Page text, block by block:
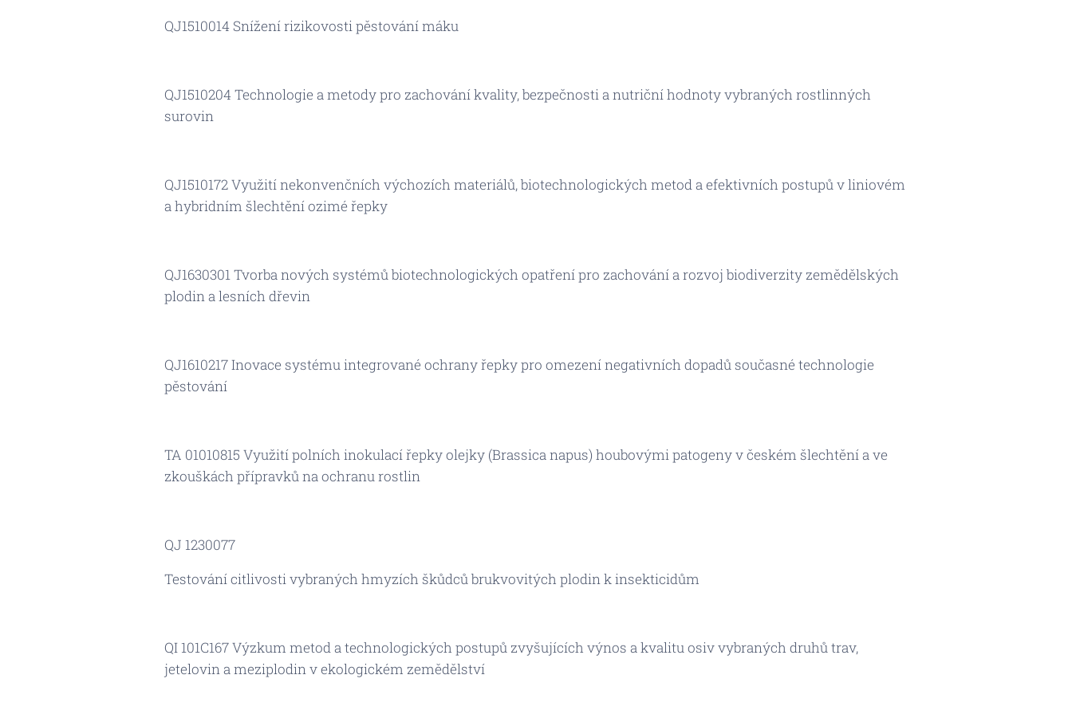
QJ1510014 Snížení rizikovosti pěstování máku
QJ1510204 Technologie a metody pro zachování kvality, bezpečnosti a nutriční hodnoty vybraných rostlinných
surovin
QJ1510172 Využití nekonvenčních výchozích materiálů, biotechnologických metod a efektivních postupů v liniovém
a hybridním šlechtění ozimé řepky
QJ1630301 Tvorba nových systémů biotechnologických opatření pro zachování a rozvoj biodiverzity zemědělských
plodin a lesních dřevin
QJ1610217 Inovace systému integrované ochrany řepky pro omezení negativních dopadů současné technologie
pěstování
TA 01010815 Využití polních inokulací řepky olejky (Brassica napus) houbovými patogeny v českém šlechtění a ve
zkouškách přípravků na ochranu rostlin
QJ 1230077
Testování citlivosti vybraných hmyzích škůdců brukvovitých plodin k insekticidům
QI 101C167 Výzkum metod a technologických postupů zvyšujících výnos a kvalitu osiv vybraných druhů trav,
jetelovin a meziplodin v ekologickém zemědělství